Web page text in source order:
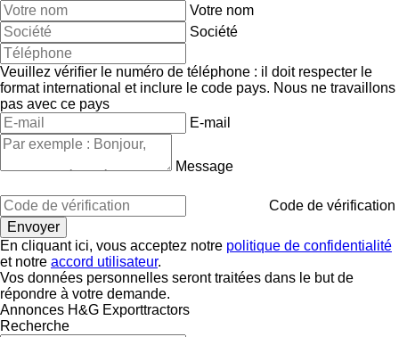
Votre nom
Société
Veuillez vérifier le numéro de téléphone : il doit respecter le
format international et inclure le code pays. Nous ne travaillons
pas avec ce pays
E-mail
Message
Code de vérification
En cliquant ici, vous acceptez notre politique de confidentialité
et notre accord utilisateur.
Vos données personnelles seront traitées dans le but de
répondre à votre demande.
Annonces H&G Exporttractors
Recherche